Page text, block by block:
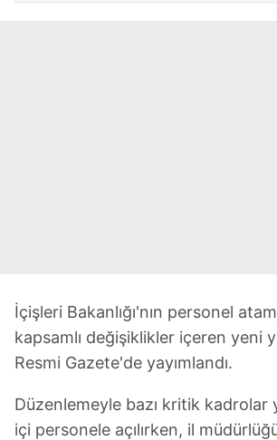
İçişleri Bakanlığı'nın personel
kapsamlı değişiklikler içeren yeni
Resmi Gazete'de yayımlandı.
Düzenlemeyle bazı kritik kadrolar
içi personele açılırken, il